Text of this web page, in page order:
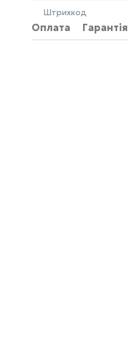
Штрихкод
Оплата Гарантія